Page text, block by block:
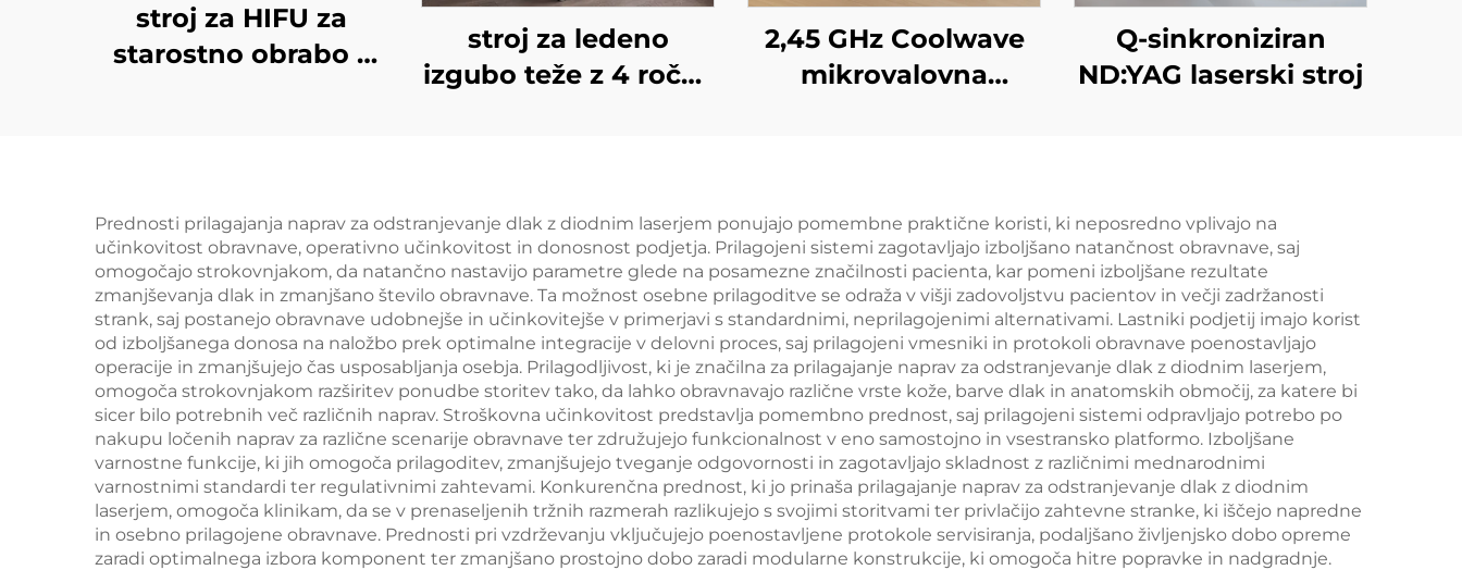
stroj za HIFU za
starostno obrabo z
napenjanje kože in
modeliranje telesa
stroj za ledeno
izgubo teže z 4 ročaji
360°, krioterapija za
izgubo teže in
lepotne namene
2,45 GHz Coolwave
mikrovalovna
celulita, dvigovanje
in napenjanje kože
ter radiofrekvenčno
obdelavo obraza za
izgubo teže in
izboljšanje kontur
telesa
Q-sinkroniziran
ND:YAG laserski stroj
Prednosti prilagajanja naprav za odstranjevanje dlak z diodnim laserjem ponujajo pomembne praktične koristi, ki neposredno vplivajo na
učinkovitost obravnave, operativno učinkovitost in donosnost podjetja. Prilagojeni sistemi zagotavljajo izboljšano natančnost obravnave, saj
omogočajo strokovnjakom, da natančno nastavijo parametre glede na posamezne značilnosti pacienta, kar pomeni izboljšane rezultate
zmanjševanja dlak in zmanjšano število obravnave. Ta možnost osebne prilagoditve se odraža v višji zadovoljstvu pacientov in večji zadržanosti
strank, saj postanejo obravnave udobnejše in učinkovitejše v primerjavi s standardnimi, neprilagojenimi alternativami. Lastniki podjetij imajo korist
od izboljšanega donosa na naložbo prek optimalne integracije v delovni proces, saj prilagojeni vmesniki in protokoli obravnave poenostavljajo
operacije in zmanjšujejo čas usposabljanja osebja. Prilagodljivost, ki je značilna za prilagajanje naprav za odstranjevanje dlak z diodnim laserjem,
omogoča strokovnjakom razširitev ponudbe storitev tako, da lahko obravnavajo različne vrste kože, barve dlak in anatomskih območij, za katere bi
sicer bilo potrebnih več različnih naprav. Stroškovna učinkovitost predstavlja pomembno prednost, saj prilagojeni sistemi odpravljajo potrebo po
nakupu ločenih naprav za različne scenarije obravnave ter združujejo funkcionalnost v eno samostojno in vsestransko platformo. Izboljšane
varnostne funkcije, ki jih omogoča prilagoditev, zmanjšujejo tveganje odgovornosti in zagotavljajo skladnost z različnimi mednarodnimi
varnostnimi standardi ter regulativnimi zahtevami. Konkurenčna prednost, ki jo prinaša prilagajanje naprav za odstranjevanje dlak z diodnim
laserjem, omogoča klinikam, da se v prenaseljenih tržnih razmerah razlikujejo s svojimi storitvami ter privlačijo zahtevne stranke, ki iščejo napredne
in osebno prilagojene obravnave. Prednosti pri vzdrževanju vključujejo poenostavljene protokole servisiranja, podaljšano življenjsko dobo opreme
zaradi optimalnega izbora komponent ter zmanjšano prostojno dobo zaradi modularne konstrukcije, ki omogoča hitre popravke in nadgradnje.